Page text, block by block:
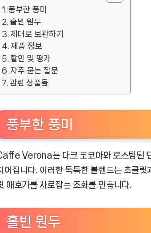
풍부한 풍미
홀빈 원두
제대로 보관하기
제품 정보
할인 및 평가
자주 묻는 질문
관련 상품들
풍부한 풍미
Verona는 다크 코코아와 로스팅된
어집니다. 이러한 독특한 블렌드는 초콜
애호가를 사로잡는 조화를 만듭니다.
홀빈 원두